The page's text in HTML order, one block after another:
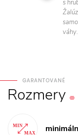
s
váhy.
GARANTOVANÉ
Rozmery